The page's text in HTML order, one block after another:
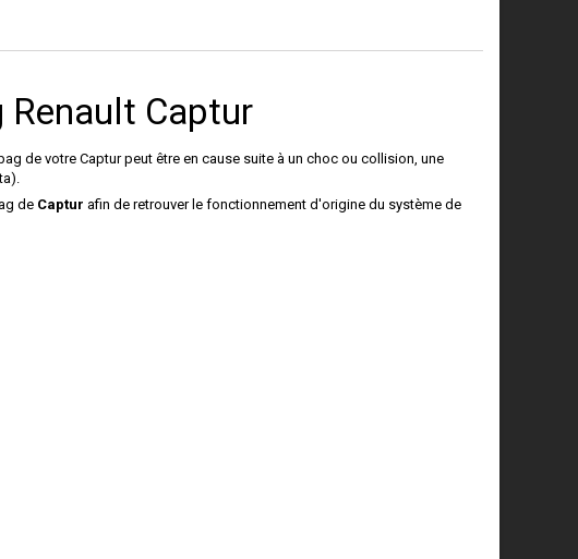
Captur
de votre Captur peut être en cause suite à un choc ou collision, une
de Captur afin de retrouver le fonctionnement d'origine du système de